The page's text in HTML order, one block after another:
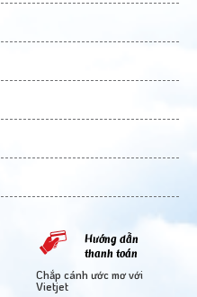
Hướng dẫn
thanh toán
Chắp cánh ước mơ với
Vietjet